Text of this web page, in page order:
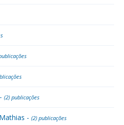
(2) publicações
- (2) publicações